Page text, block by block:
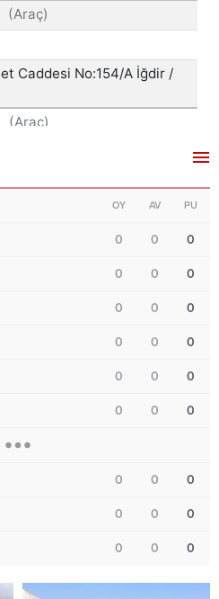
OY AV PU
0 0 0
0 0 0
0 0 0
0 0 0
0 0 0
0 0 0
0 0 0
0 0 0
0 0 0